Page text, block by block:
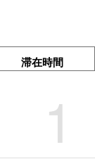
滞在時間
1